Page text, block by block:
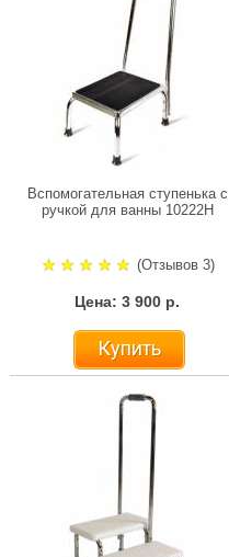
Вспомогательная ступенька с
ручкой для ванны 10222H
(Отзывов 3)
Цена: 3 900 р.
Купить